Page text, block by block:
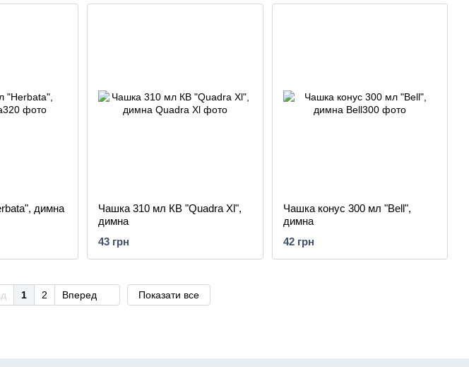
димна
Чашка 310 мл КВ "Quadra Xl",
димна
43 грн
Чашка конус 300 мл "Bell",
димна
42 грн
1 2 Вперед Показати все